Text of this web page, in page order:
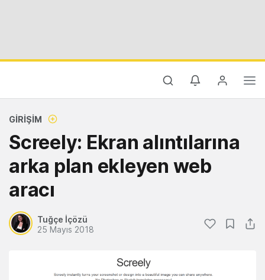
GIRIŞIM
Screely: Ekran alıntılarına
arka plan ekleyen web
aracı
Tuğçe İçözü
25 Mayıs 2018